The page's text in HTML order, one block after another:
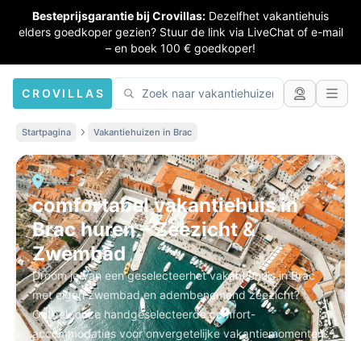
Besteprijsgarantie bij Crovillas: Dezelfhet vakantiehuis
elders goedkoper gezien? Stuur de link via LiveChat of e-mail
– en boek 100 € goedkoper!
CROVILLAS
Startpagina Vakantiehuizen in Brac
comfortabel vakantiehuis in
Brac huren – Zeezicht &
Zwembad
Droom je van een geselecteerhet vakantiehuis in Brac
met eigen zwembad en adembenemend zeezicht?
Ontdek onze handgeselecteerde comfort-
accommodaties voor onvergetelijke vakantiemomenten.